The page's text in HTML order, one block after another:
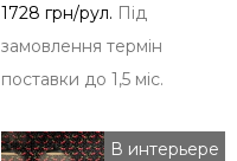
1728 грн/рул. Під
замовлення термін
поставки до 1,5 міс.
В интерьере